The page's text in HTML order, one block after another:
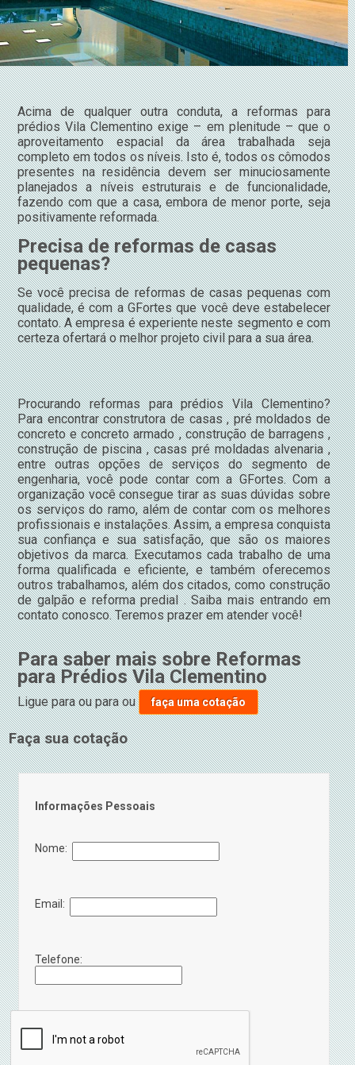
Acima de qualquer outra conduta, a reformas para
prédios Vila Clementino exige – em plenitude – que o
aproveitamento espacial da área trabalhada seja
completo em todos os níveis. Isto é, todos os cômodos
presentes na residência devem ser minuciosamente
planejados a níveis estruturais e de funcionalidade,
fazendo com que a casa, embora de menor porte, seja
positivamente reformada.
Precisa de reformas de casas
pequenas?
Se você precisa de reformas de casas pequenas com
qualidade, é com a GFortes que você deve estabelecer
contato. A empresa é experiente neste segmento e com
certeza ofertará o melhor projeto civil para a sua área.
Procurando reformas para prédios Vila Clementino?
Para encontrar construtora de casas , pré moldados de
concreto e concreto armado , construção de barragens ,
construção de piscina , casas pré moldadas alvenaria ,
entre outras opções de serviços do segmento de
engenharia, você pode contar com a GFortes. Com a
organização você consegue tirar as suas dúvidas sobre
os serviços do ramo, além de contar com os melhores
profissionais e instalações. Assim, a empresa conquista
sua confiança e sua satisfação, que são os maiores
objetivos da marca. Executamos cada trabalho de uma
forma qualificada e eficiente, e também oferecemos
outros trabalhamos, além dos citados, como construção
de galpão e reforma predial . Saiba mais entrando em
contato conosco. Teremos prazer em atender você!
Para saber mais sobre Reformas
para Prédios Vila Clementino
Ligue paraou paraou faça uma cotação
Faça sua cotação
Informações Pessoais
Nome:
Email:
Telefone: